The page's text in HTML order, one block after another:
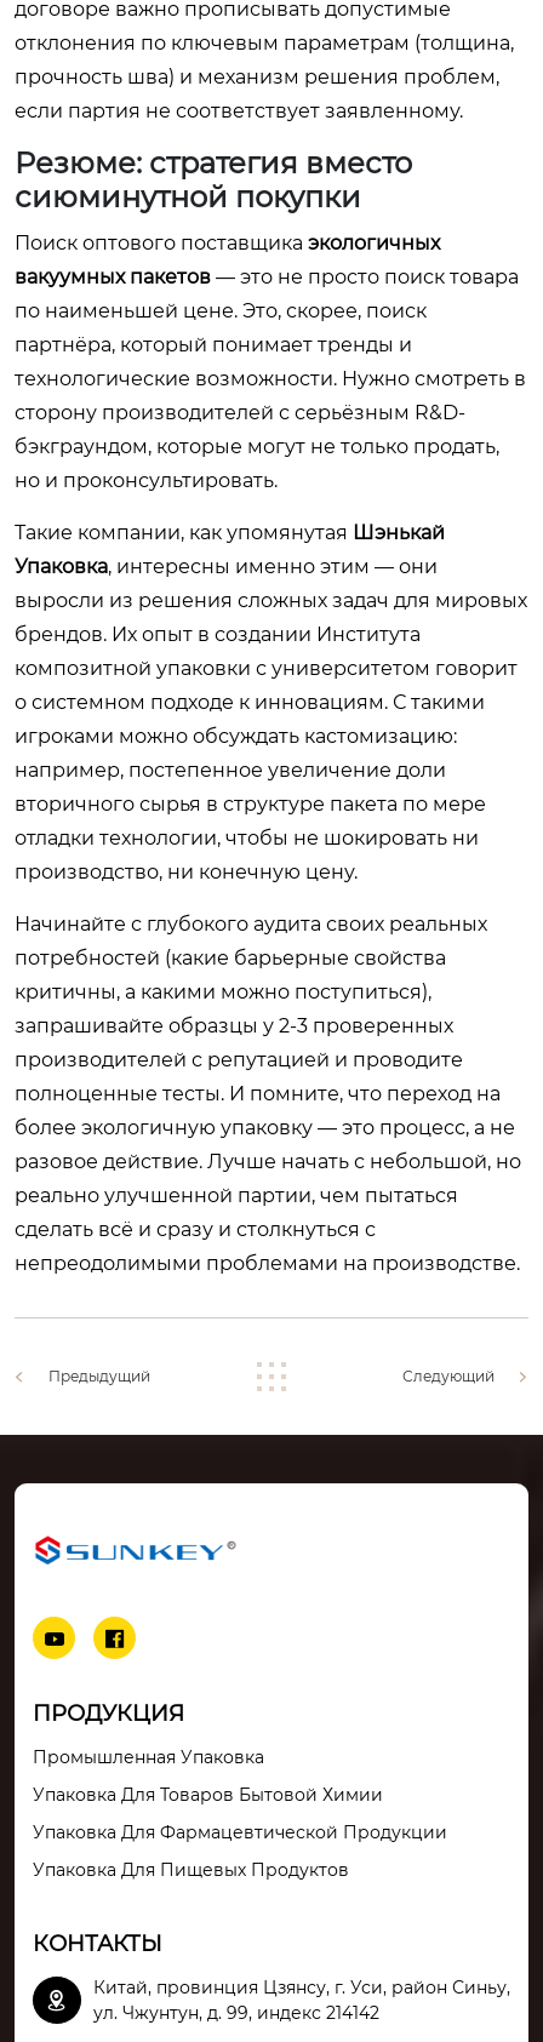
договоре важно прописывать допустимые
отклонения по ключевым параметрам (толщина,
прочность шва) и механизм решения проблем,
если партия не соответствует заявленному.
Резюме: стратегия вместо
сиюминутной покупки
Поиск оптового поставщика экологичных
вакуумных пакетов — это не просто поиск товара
по наименьшей цене. Это, скорее, поиск
партнёра, который понимает тренды и
технологические возможности. Нужно смотреть в
сторону производителей с серьёзным R&D-
бэкграундом, которые могут не только продать,
но и проконсультировать.
Такие компании, как упомянутая Шэнькай
Упаковка, интересны именно этим — они
выросли из решения сложных задач для мировых
брендов. Их опыт в создании Института
композитной упаковки с университетом говорит
о системном подходе к инновациям. С такими
игроками можно обсуждать кастомизацию:
например, постепенное увеличение доли
вторичного сырья в структуре пакета по мере
отладки технологии, чтобы не шокировать ни
производство, ни конечную цену.
Начинайте с глубокого аудита своих реальных
потребностей (какие барьерные свойства
критичны, а какими можно поступиться),
запрашивайте образцы у 2-3 проверенных
производителей с репутацией и проводите
полноценные тесты. И помните, что переход на
более экологичную упаковку — это процесс, а не
разовое действие. Лучше начать с небольшой, но
реально улучшенной партии, чем пытаться
сделать всё и сразу и столкнуться с
непреодолимыми проблемами на производстве.
Предыдущий Следующий
 
ПРОДУКЦИЯ
Промышленная Упаковка
Упаковка Для Товаров Бытовой Химии
Упаковка Для Фармацевтической Продукции
Упаковка Для Пищевых Продуктов
КОНТАКТЫ

Китай, провинция Цзянсу, г. Уси, район Синьу,
ул. Чжунтун, д. 99, индекс 214142